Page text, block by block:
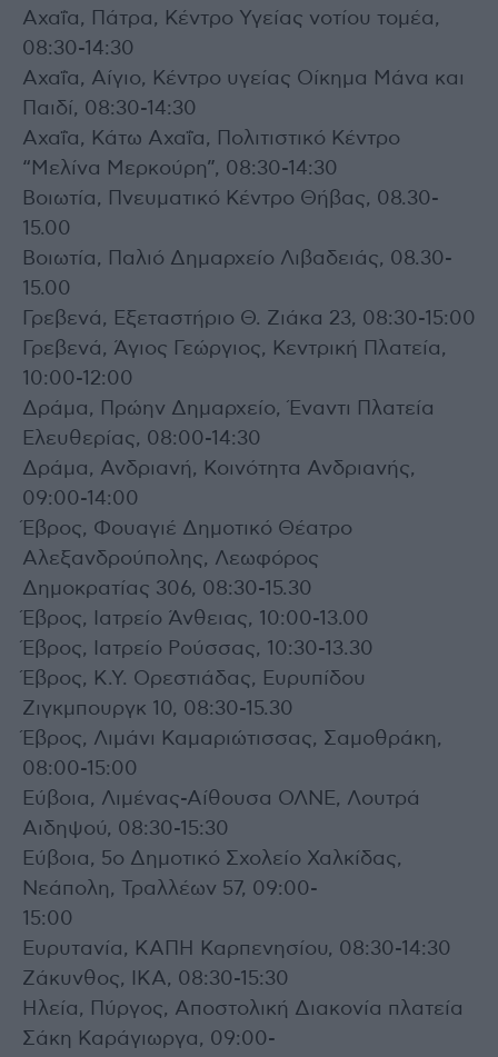
Αχαΐα, Πάτρα, Κέντρο Υγείας νοτίου τομέα,
08:30-14:30
Αχαΐα, Αίγιο, Κέντρο υγείας Οίκημα Μάνα και
Παιδί, 08:30-14:30
Αχαΐα, Κάτω Αχαΐα, Πολιτιστικό Κέντρο
“Μελίνα Μερκούρη”, 08:30-14:30
Βοιωτία, Πνευματικό Κέντρο Θήβας, 08.30-
15.00
Βοιωτία, Παλιό Δημαρχείο Λιβαδειάς, 08.30-
15.00
Γρεβενά, Εξεταστήριο Θ. Ζιάκα 23, 08:30-15:00
Γρεβενά, Άγιος Γεώργιος, Κεντρική Πλατεία,
10:00-12:00
Δράμα, Πρώην Δημαρχείο, Έναντι Πλατεία
Ελευθερίας, 08:00-14:30
Δράμα, Ανδριανή, Κοινότητα Ανδριανής,
09:00-14:00
Έβρος, Φουαγιέ Δημοτικό Θέατρο
Αλεξανδρούπολης, Λεωφόρος
Δημοκρατίας 306, 08:30-15.30
Έβρος, Ιατρείο Άνθειας, 10:00-13.00
Έβρος, Ιατρείο Ρούσσας, 10:30-13.30
Έβρος, Κ.Υ. Ορεστιάδας, Ευρυπίδου
Ζιγκμπουργκ 10, 08:30-15.30
Έβρος, Λιμάνι Καμαριώτισσας, Σαμοθράκη,
08:00-15:00
Εύβοια, Λιμένας-Αίθουσα ΟΛΝΕ, Λουτρά
Αιδηψού, 08:30-15:30
Εύβοια, 5ο Δημοτικό Σχολείο Χαλκίδας,
Νεάπολη, Τραλλέων 57, 09:00-
15:00
Ευρυτανία, ΚΑΠΗ Καρπενησίου, 08:30-14:30
Ζάκυνθος, ΙΚΑ, 08:30-15:30
Ηλεία, Πύργος, Αποστολική Διακονία πλατεία
Σάκη Καράγιωργα, 09:00-